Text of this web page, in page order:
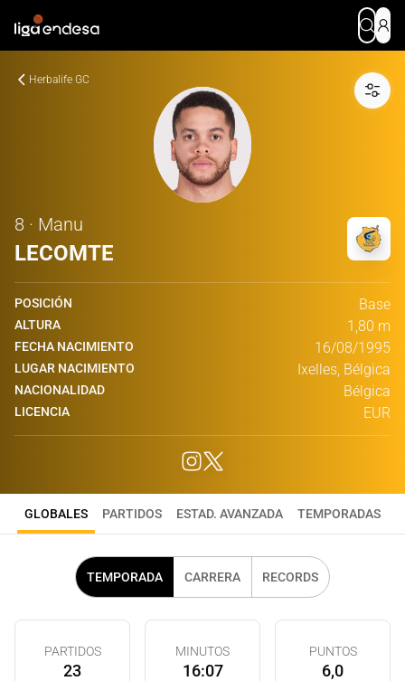
Herbalife GC
8 · Manu
LECOMTE
POSICIÓN Base
ALTURA 1,80 m
FECHA NACIMIENTO 16/08/1995
LUGAR NACIMIENTO Ixelles, Bélgica
NACIONALIDAD Bélgica
LICENCIA EUR
GLOBALES PARTIDOS ESTAD. AVANZADA TEMPORADAS
TEMPORADA CARRERA RECORDS
PARTIDOS
23
MINUTOS
16:07
PUNTOS
6,0